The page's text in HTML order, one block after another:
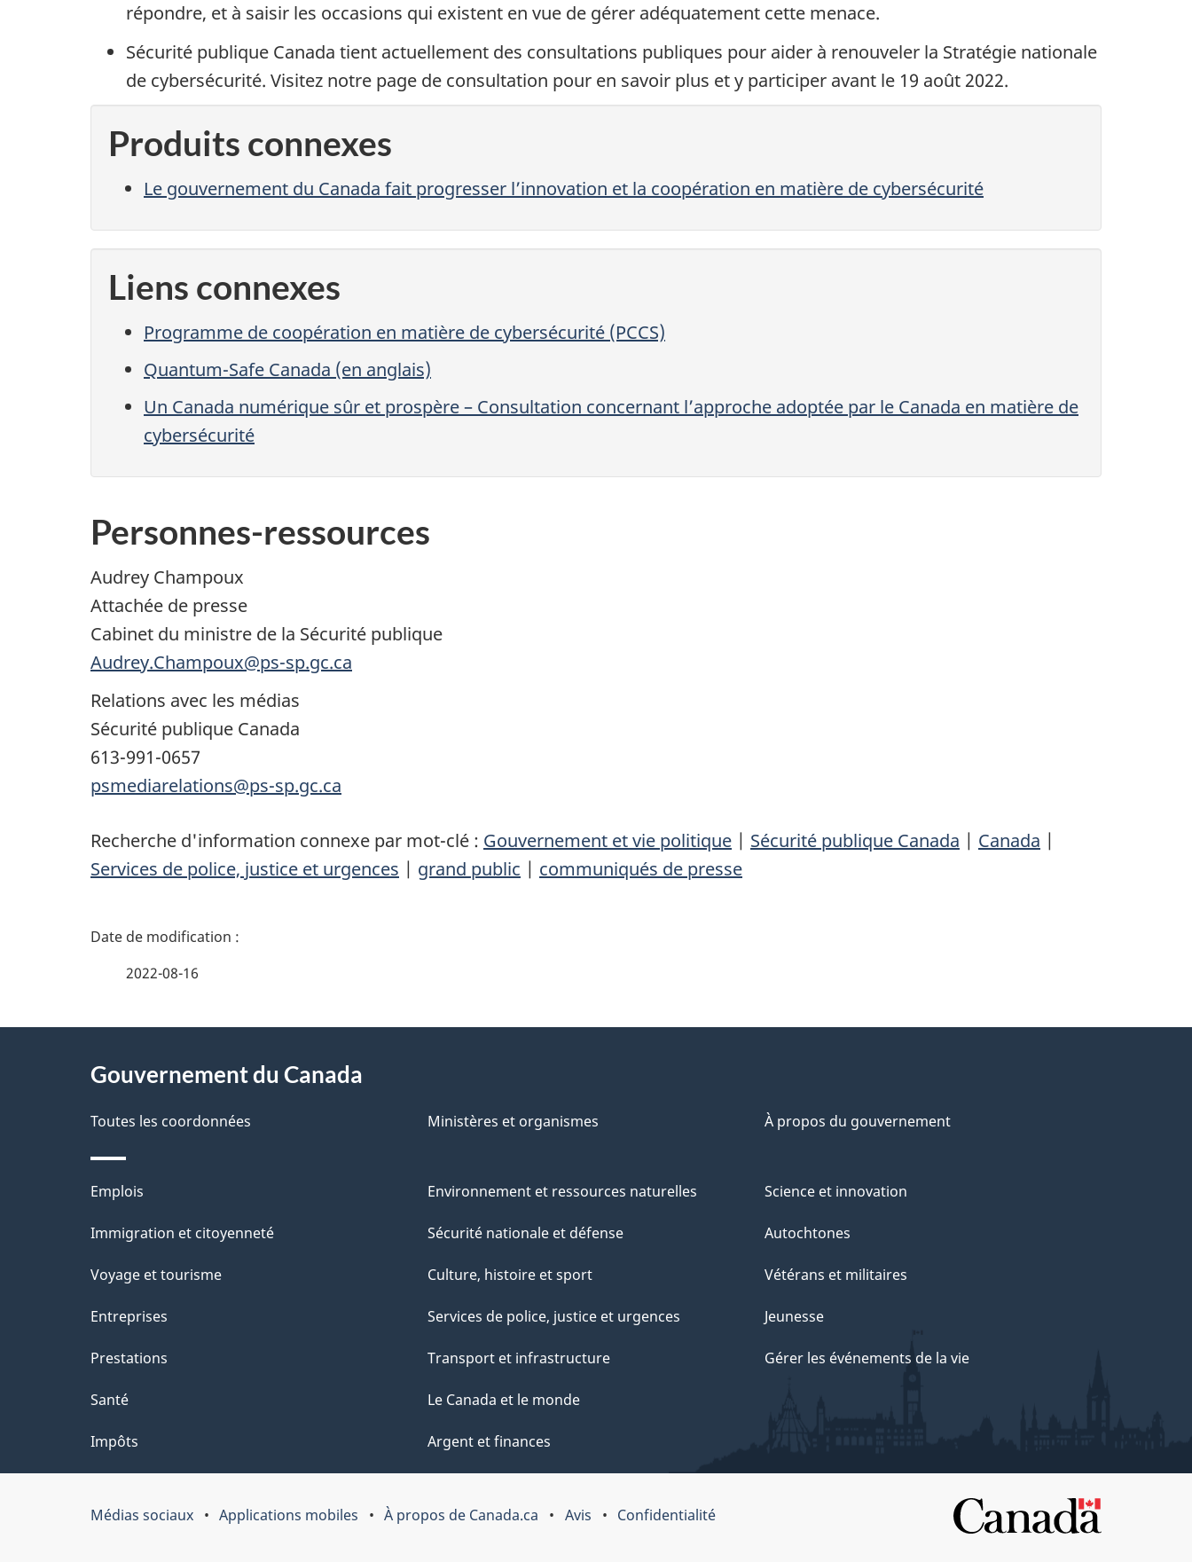
répondre, et à saisir les occasions qui existent en vue de gérer adéquatement cette menace.
Sécurité publique Canada tient actuellement des consultations publiques pour aider à renouveler la Stratégie nationale
de cybersécurité. Visitez notre page de consultation pour en savoir plus et y participer avant le 19 août 2022.
Produits connexes
Le gouvernement du Canada fait progresser l’innovation et la coopération en matière de cybersécurité
Liens connexes
Programme de coopération en matière de cybersécurité (PCCS)
Quantum-Safe Canada (en anglais)
Un Canada numérique sûr et prospère – Consultation concernant l’approche adoptée par le Canada en matière de
cybersécurité
Personnes-ressources
Audrey Champoux
Attachée de presse
Cabinet du ministre de la Sécurité publique
Audrey.Champoux@ps-sp.gc.ca
Relations avec les médias
Sécurité publique Canada
613-991-0657
psmediarelations@ps-sp.gc.ca
Recherche d'information connexe par mot-clé : Gouvernement et vie politique | Sécurité publique Canada | Canada |
Services de police, justice et urgences | grand public | communiqués de presse
D
a
s
d
e
l
a
p
a
g
e
2022-08-16
proposGouvernement du Canada
Toutes les coordonnées Ministères et organismes À propos du gouvernement
Thèmes
et
Emplois
Immigration et citoyenneté
Voyage et tourisme
Entreprises
Prestations
Santé
Impôts
Environnement et ressources naturelles
Sécurité nationale et défense
Culture, histoire et sport
Services de police, justice et urgences
Transport et infrastructure
Le Canada et le monde
Argent et finances
Science et innovation
Autochtones
Vétérans et militaires
Jeunesse
Gérer les événements de la vie
Organisation
Médias sociaux Applications mobiles À propos de Canada.ca Avis Confidentialité